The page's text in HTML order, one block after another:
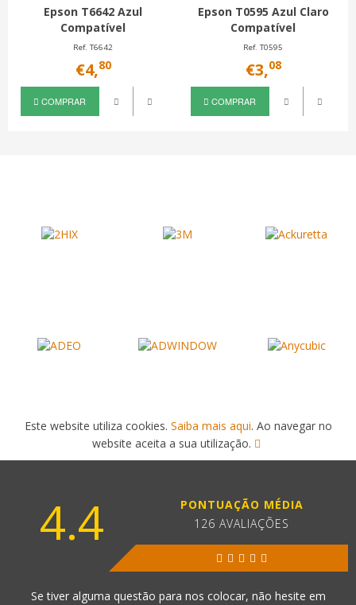
Epson T6642 Azul
Compatível
Ref. T6642
€4,80
COMPRAR
Epson T0595 Azul Claro
Compatível
Ref. T0595
€3,08
COMPRAR
Este website utiliza cookies. Saiba mais aqui. Ao navegar no
website aceita a sua utilização.
4.4
PONTUAÇÃO MÉDIA
126 AVALIAÇÕES
Se tiver alguma questão para nos colocar, não hesite em